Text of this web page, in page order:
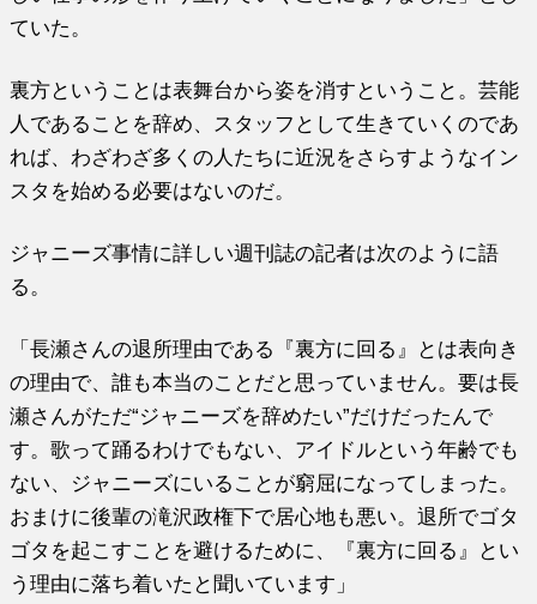
ていた。
裏方ということは表舞台から姿を消すということ。芸能
人であることを辞め、スタッフとして生きていくのであ
れば、わざわざ多くの人たちに近況をさらすようなイン
スタを始める必要はないのだ。
ジャニーズ事情に詳しい週刊誌の記者は次のように語
る。
「長瀬さんの退所理由である『裏方に回る』とは表向き
の理由で、誰も本当のことだと思っていません。要は長
瀬さんがただ“ジャニーズを辞めたい”だけだったんで
す。歌って踊るわけでもない、アイドルという年齢でも
ない、ジャニーズにいることが窮屈になってしまった。
おまけに後輩の滝沢政権下で居心地も悪い。退所でゴタ
ゴタを起こすことを避けるために、『裏方に回る』とい
う理由に落ち着いたと聞いています」